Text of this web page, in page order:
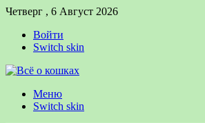
Четверг , 6 Август 2026
Войти
Switch skin
Меню
Switch skin